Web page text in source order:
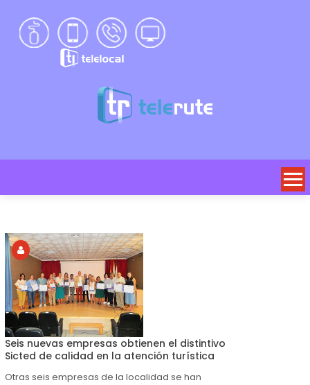
Seis nuevas empresas obtienen el distintivo
Sicted de calidad en la atención turística
Otras seis empresas de la localidad se han